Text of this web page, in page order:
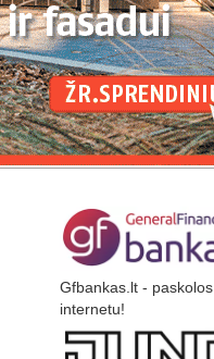
Gfbankas.lt - paskolos
internetu!